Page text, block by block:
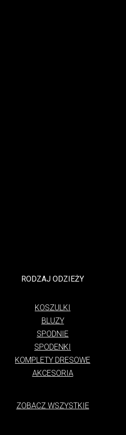
RODZAJ ODZIEŻY
KOSZULKI
BLUZY
SPODNIE
SPODENKI
KOMPLETY DRESOWE
AKCESORIA
ZOBACZ WSZYSTKIE